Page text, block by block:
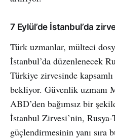
7 Eylül’de İstanbul’da
Türk uzmanlar, mülteci
İstanbul’da düzenlenecek
Türkiye zirvesinde kapsamlı
bekliyor. Güvenlik uzmanı
ABD’den bağımsız bir
İstanbul Zirvesi’nin,
güçlendirmesinin yanı sıra